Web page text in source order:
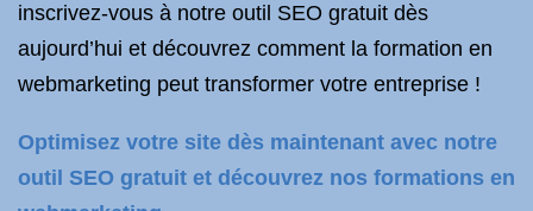
inscrivez-vous à notre outil SEO gratuit dès
aujourd’hui et découvrez comment la formation en
webmarketing peut transformer votre entreprise !
Optimisez votre site dès maintenant avec notre
outil SEO gratuit et découvrez nos formations en